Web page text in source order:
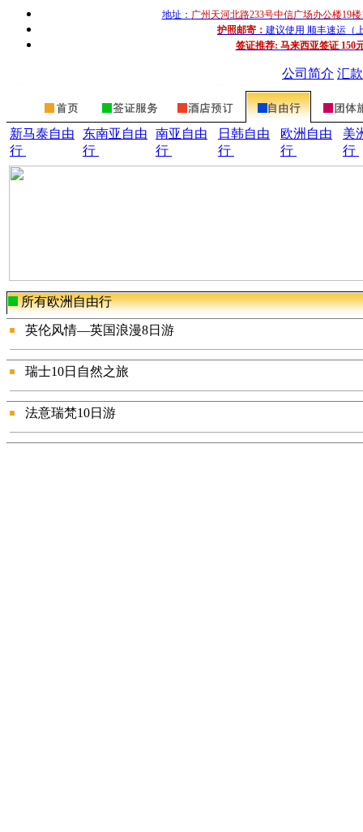
地址： 广州天河北路233号中信广场办公楼19
护照邮寄： 建议使用 顺丰速运（
签证推荐: 马来西亚签证 150
公司简介 汇
新马泰自由
行
东南亚自由
行
南亚自由
行
日韩自由
行
欧洲自由
行
美
行
所有欧洲自由行
英伦风情—英国浪漫8日游
瑞士10日自然之旅
法意瑞梵10日游